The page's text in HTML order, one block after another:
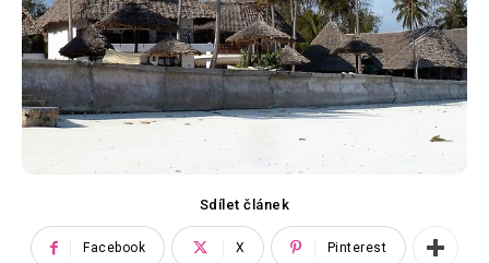
Sdílet článek
Facebook X Pinterest